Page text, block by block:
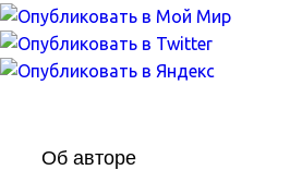
Об авторе